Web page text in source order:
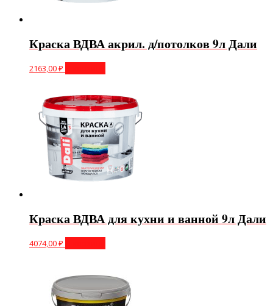
Краска ВДВА акрил. д/потолков 9л Дали
2163,00₽
Краска ВДВА для кухни и ванной 9л Дали
4074,00₽